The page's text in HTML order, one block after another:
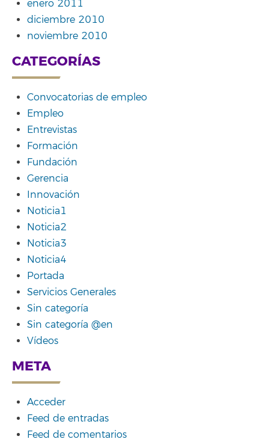
enero 2011
diciembre 2010
noviembre 2010
CATEGORÍAS
Convocatorias de empleo
Empleo
Entrevistas
Formación
Fundación
Gerencia
Innovación
Noticia1
Noticia2
Noticia3
Noticia4
Portada
Servicios Generales
Sin categoría
Sin categoría @en
Vídeos
META
Acceder
Feed de entradas
Feed de comentarios